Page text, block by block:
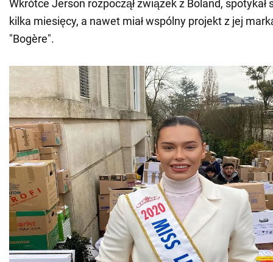
Wkrótce Jerson rozpoczął związek z Boland, spotykał
kilka miesięcy, a nawet miał wspólny projekt z jej
"Bogère".